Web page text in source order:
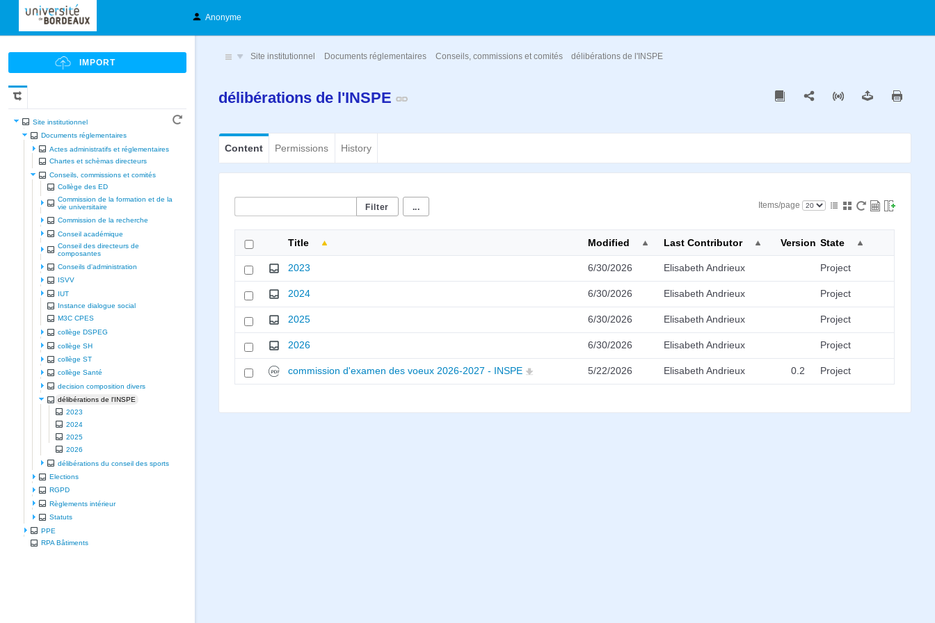
Anonyme
Site institutionnel
Documents réglementaires
Actes administratifs et réglementaires
Chartes et schèmas directeurs
Conseils, commissions et comités
Collège des ED
Commission de la formation et de la
vie universitaire
Commission de la recherche
Conseil académique
Conseil des directeurs de
composantes
Conseils d'administration
ISVV
IUT
Instance dialogue social
M3C CPES
collège DSPEG
collège SH
collège ST
collège Santé
decision composition divers
délibérations de l'INSPE
2023
2024
2025
2026
délibérations du conseil des sports
Elections
RGPD
Règlements intérieur
Statuts
PPE
RPA Bâtiments
Site institutionnel Documents réglementaires Conseils, commissions et comités délibérations de l'INSPE
délibérations de l'INSPE
Content Permissions History
... Items/page
Title Modified Last Contributor Version State
2023 6/30/2026 Elisabeth Andrieux Project
2024 6/30/2026 Elisabeth Andrieux Project
2025 6/30/2026 Elisabeth Andrieux Project
2026 6/30/2026 Elisabeth Andrieux Project
commission d'examen des voeux 2026-2027 - INSPE 5/22/2026 Elisabeth Andrieux 0.2 Project